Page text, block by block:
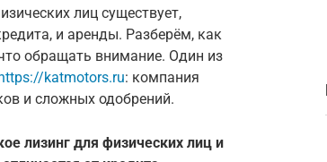
лиц существует,
и аренды. Разберём, как
обращать внимание. Один из
katmotors.ru: компания
и сложных одобрений.
лизинг для физических лиц и